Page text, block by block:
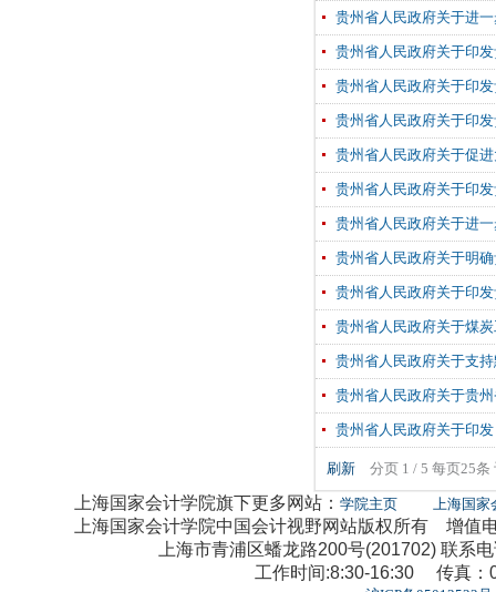
贵州省人民政府关于进
贵州省人民政府关于印
贵州省人民政府关于印
贵州省人民政府关于印
贵州省人民政府关于促
贵州省人民政府关于印
贵州省人民政府关于进
贵州省人民政府关于明
贵州省人民政府关于印
贵州省人民政府关于煤
贵州省人民政府关于支
贵州省人民政府关于贵
贵州省人民政府关于印
刷新 分页 1 / 5 每页25条
上海国家会计学院旗下更多网站： 学院主页 上海国家
上海国家会计学院中国会计视野网站版权所有 增值
上海市青浦区蟠龙路200号(201702) 联系
工作时间:8:30-16:30 传真：